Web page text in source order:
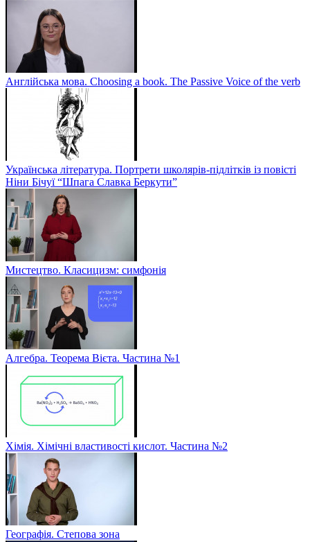
Англійська мова. Choosing a book. The Passive Voice of the verb
Українська література. Портрети школярів-підлітків із повісті
Ніни Бічуї “Шпага Славка Беркути”
Мистецтво. Класицизм: симфонія
Алгебра. Теорема Вієта. Частина №1
Хімія. Хімічні властивості кислот. Частина №2
Географія. Степова зона